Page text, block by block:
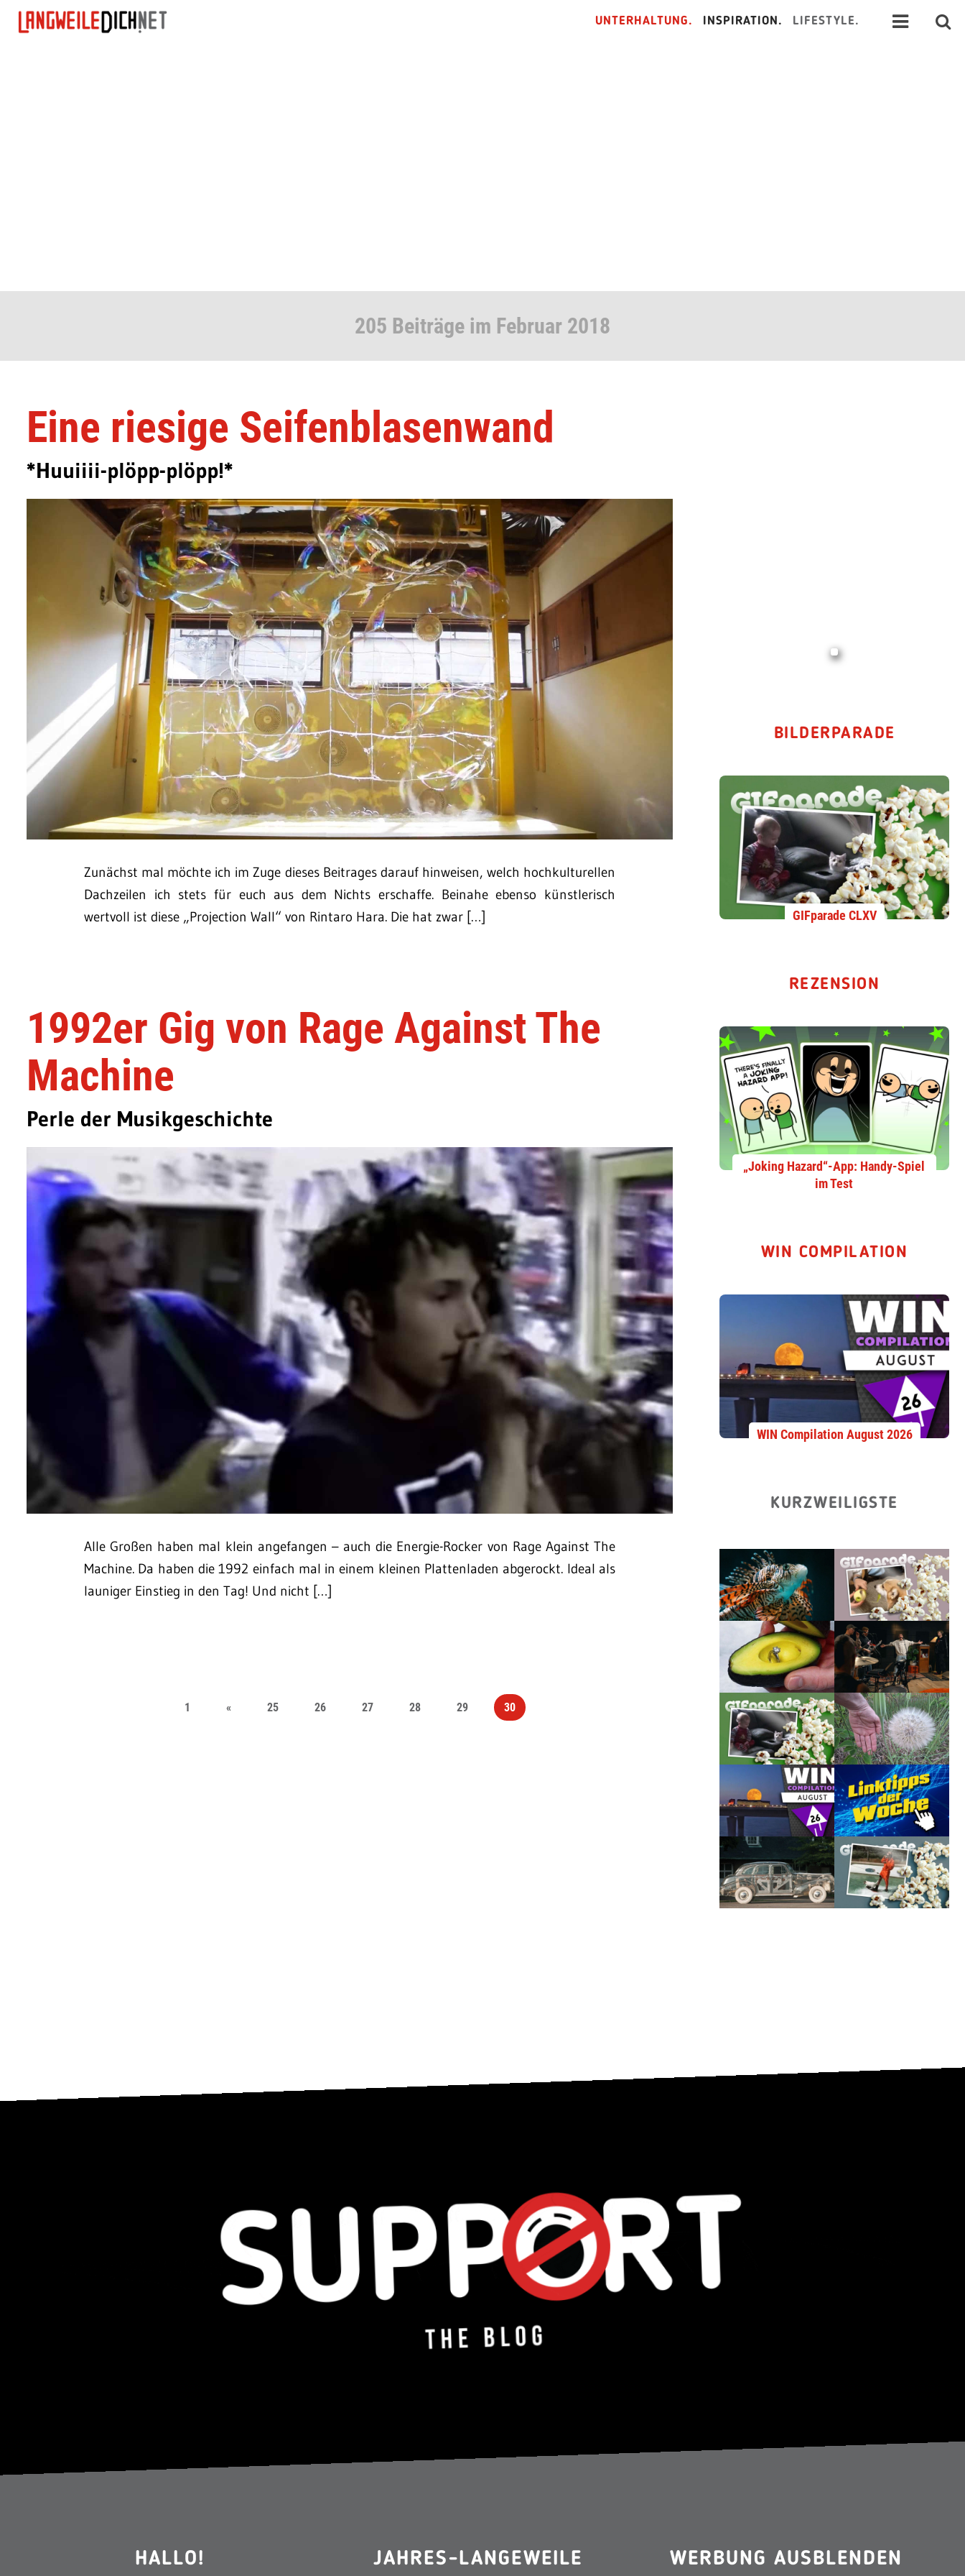
UNTERHALTUNG. INSPIRATION. LIFESTYLE.
205 Beiträge im Februar 2018
Eine riesige Seifenblasenwand
*Huuiiii-plöpp-plöpp!*
Zunächst mal möchte ich im Zuge dieses Beitrages darauf hinweisen, welch hochkulturellen
Dachzeilen ich stets für euch aus dem Nichts erschaffe. Beinahe ebenso künstlerisch
wertvoll ist diese „Projection Wall“ von Rintaro Hara. Die hat zwar […]
1992er Gig von Rage Against The
Machine
Perle der Musikgeschichte
Alle Großen haben mal klein angefangen – auch die Energie-Rocker von Rage Against The
Machine. Da haben die 1992 einfach mal in einem kleinen Plattenladen abgerockt. Ideal als
launiger Einstieg in den Tag! Und nicht […]
1 « 25 26 27 28 29 30
BILDERPARADE
GIFparade CLXV
REZENSION
„Joking Hazard“-App: Handy-Spiel
im Test
WIN COMPILATION
WIN Compilation August 2026
KURZWEILIGSTE
HALLO! JAHRES-LANGEWEILE WERBUNG AUSBLENDEN